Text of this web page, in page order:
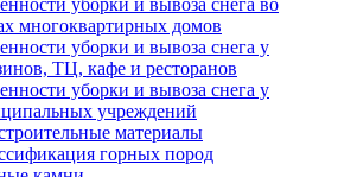
уборки и вывоза снега во
многоквартирных домов
уборки и вывоза снега у
ТЦ, кафе и ресторанов
уборки и вывоза снега у
учреждений
материалы
горных пород